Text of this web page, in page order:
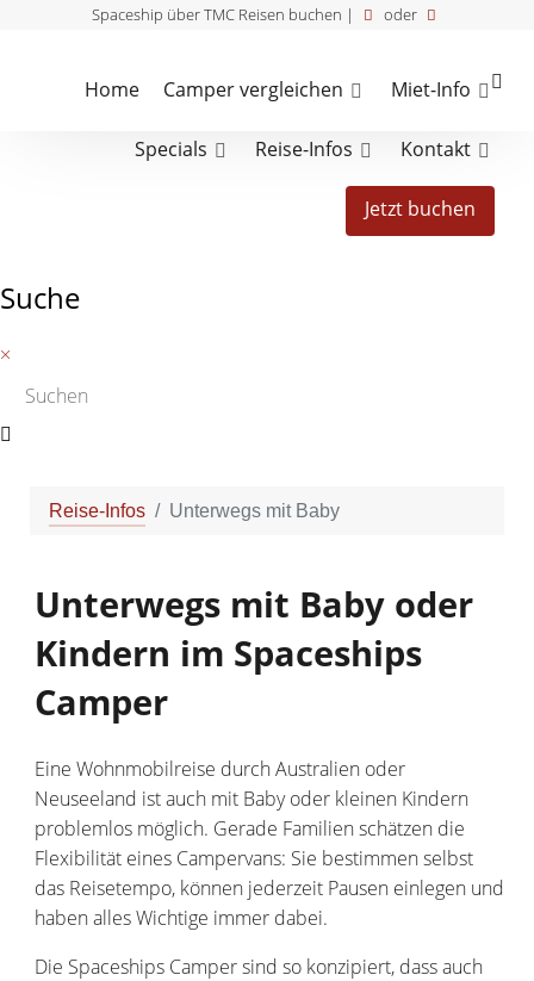
Spaceship über TMC Reisen buchen | oder
Home Camper vergleichen Miet-Info
Specials Reise-Infos Kontakt
Jetzt buchen
Suche
×
Reise-Infos Unterwegs mit Baby
Unterwegs mit Baby oder
Kindern im Spaceships
Camper
Eine Wohnmobilreise durch Australien oder
Neuseeland ist auch mit Baby oder kleinen Kindern
problemlos möglich. Gerade Familien schätzen die
Flexibilität eines Campervans: Sie bestimmen selbst
das Reisetempo, können jederzeit Pausen einlegen und
haben alles Wichtige immer dabei.
Die Spaceships Camper sind so konzipiert, dass auch